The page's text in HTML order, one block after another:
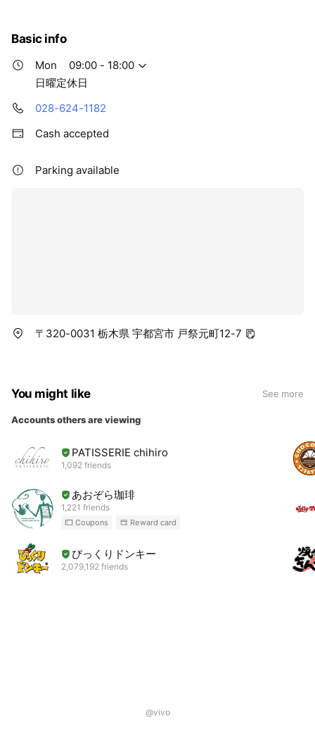
Basic info
Mon
09:00 - 18:00
日曜定休日
028-624-1182
Cash accepted
Parking available
〒320-0031 栃木県 宇都宮市 戸祭元町12-7
You might like See more
Accounts others are viewing
PATISSERIE chihiro
1,092 friends
あおぞら珈琲
1,221 friends
Coupons Reward card
びっくりドンキー
2,079,192 friends
@vivo